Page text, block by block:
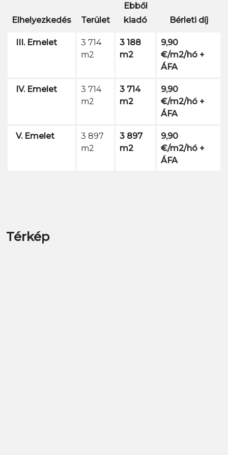
Elhelyezkedés Terület
Ebből
kiadó
Bérleti díj
III. Emelet
3 714
m2
3 188
m2
9,90
€/m2/hó +
ÁFA
IV. Emelet
3 714
m2
3 714
m2
9,90
€/m2/hó +
ÁFA
V. Emelet
3 897
m2
3 897
m2
9,90
€/m2/hó +
ÁFA
Térkép